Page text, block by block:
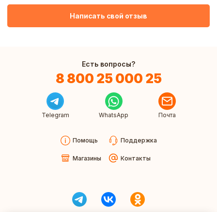
Написать свой отзыв
Есть вопросы?
8 800 25 000 25
Telegram WhatsApp Почта
Помощь Поддержка
Магазины Контакты